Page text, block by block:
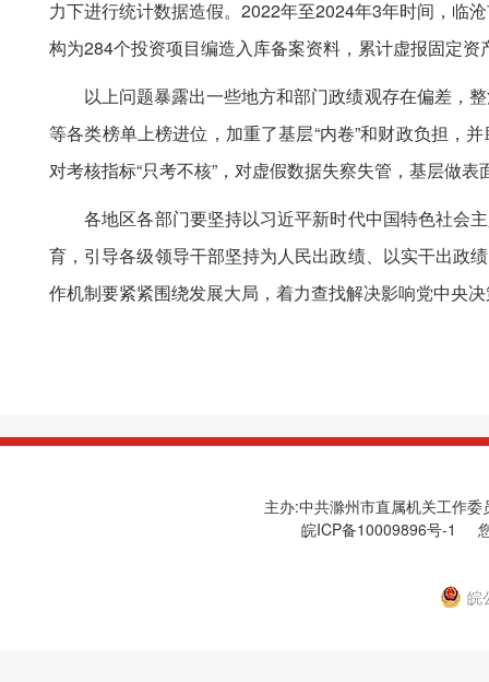
力下进行统计数据造假。2022年至2024年3年时间，临
构为284个投资项目编造入库备案资料，累计虚报固定
以上问题暴露出一些地方和部门政绩观存在偏差，整
等各类榜单上榜进位，加重了基层“内卷”和财政负担，
对考核指标“只考不核”，对虚假数据失察失管，基层做
各地区各部门要坚持以习近平新时代中国特色社会主
育，引导各级领导干部坚持为人民出政绩、以实干出政
作机制要紧紧围绕发展大局，着力查找解决影响党中央
主办:中共滁州市直属机关工作
皖ICP备10009896号-1
您
皖